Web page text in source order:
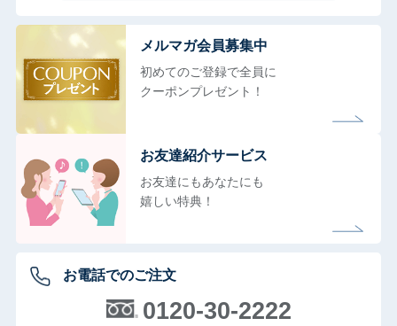
メルマガ会員募集中
初めてのご登録で全員に
クーポンプレゼント！
お友達紹介サービス
お友達にもあなたにも
嬉しい特典！
お電話でのご注文
0120-30-2222